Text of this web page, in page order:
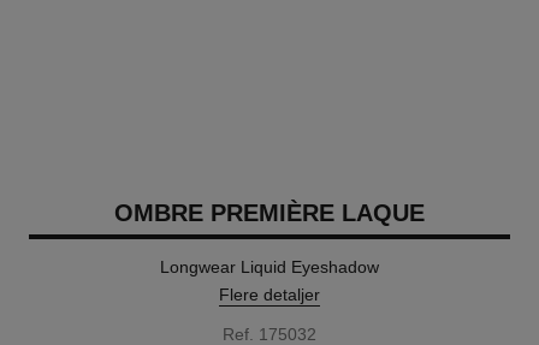
OMBRE PREMIÈRE LAQUE
Longwear Liquid Eyeshadow
Flere detaljer
Ref. 175032